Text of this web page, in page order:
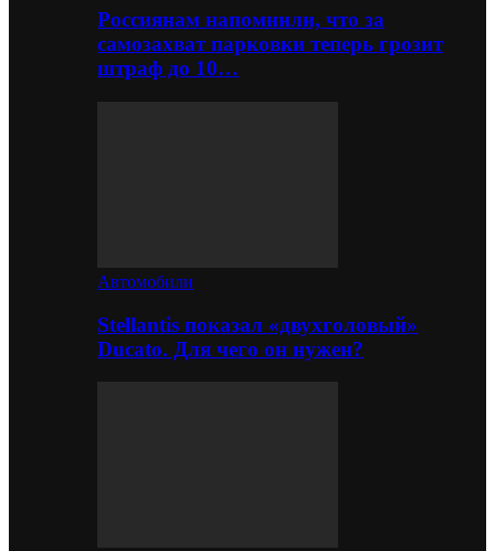
Россиянам напомнили, что за
самозахват парковки теперь грозит
штраф до 10…
Автомобили
Stellantis показал «двухголовый»
Ducato. Для чего он нужен?